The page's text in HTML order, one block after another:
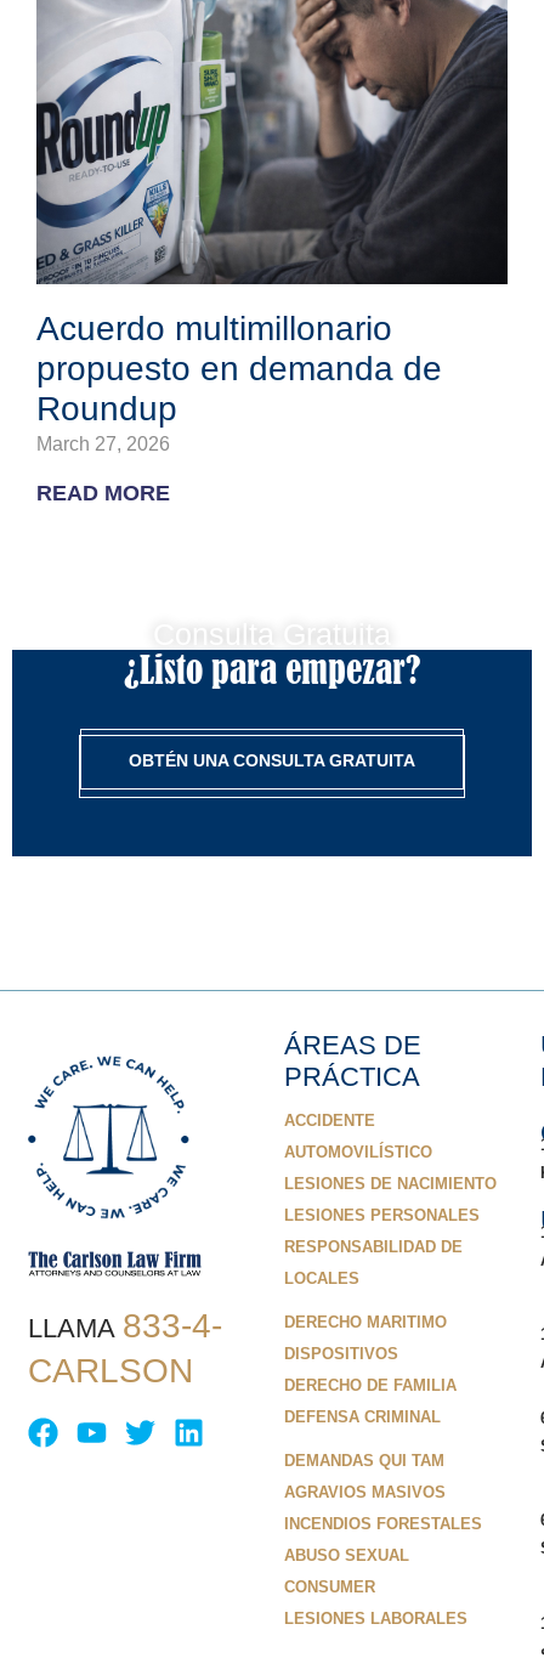
Acuerdo multimillonario
propuesto en demanda de
Roundup
March 27, 2026
READ MORE
Consulta Gratuita
¿Listo para empezar?
OBTÉN UNA CONSULTA GRATUITA
LLAMA 833-4-
CARLSON
ÁREAS DE
PRÁCTICA
ACCIDENTE
AUTOMOVILÍSTICO
LESIONES DE NACIMIENTO
LESIONES PERSONALES
RESPONSABILIDAD DE
LOCALES
DERECHO MARITIMO
DISPOSITIVOS
DERECHO DE FAMILIA
DEFENSA CRIMINAL
DEMANDAS QUI TAM
AGRAVIOS MASIVOS
INCENDIOS FORESTALES
ABUSO SEXUAL
CONSUMER
LESIONES LABORALES